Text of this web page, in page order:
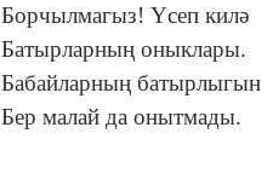
Борчылмагыз! Үсеп килә
Батырларның оныклары.
Бабайларның батырлыгын
Бер малай да онытмады.